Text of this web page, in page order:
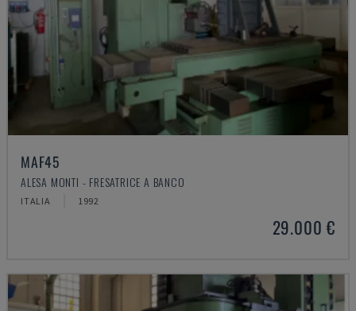
MAF45
ALESA MONTI - FRESATRICE A BANCO
ITALIA 1992
29.000 €